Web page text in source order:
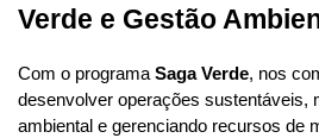
Verde e Gestão
Com o programa Saga Verde, nos
desenvolver operações sustentáveis,
ambiental e gerenciando recursos de